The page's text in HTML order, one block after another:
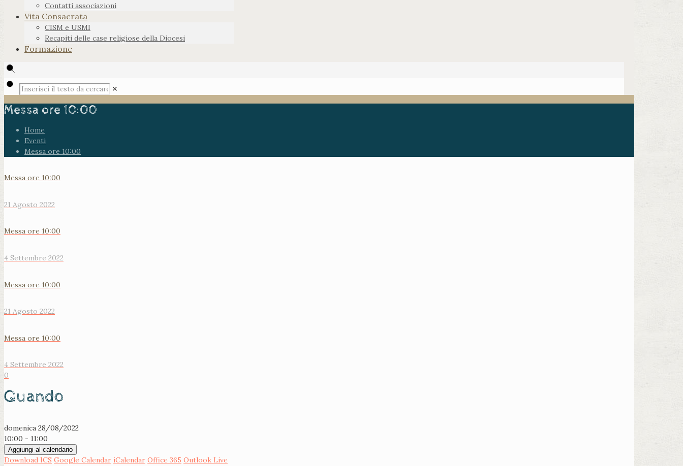
Contatti associazioni
Vita Consacrata
CISM e USMI
Recapiti delle case religiose della Diocesi
Formazione
✕
Messa ore 10:00
Home
Eventi
Messa ore 10:00
Messa ore 10:00
21 Agosto 2022
Messa ore 10:00
4 Settembre 2022
Messa ore 10:00
21 Agosto 2022
Messa ore 10:00
4 Settembre 2022
0
Quando
domenica 28/08/2022
10:00 - 11:00
Aggiungi al calendario
Download ICS Google Calendar iCalendar Office 365 Outlook Live